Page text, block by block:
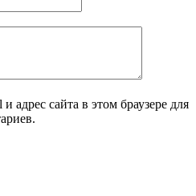
адрес сайта в этом браузере для